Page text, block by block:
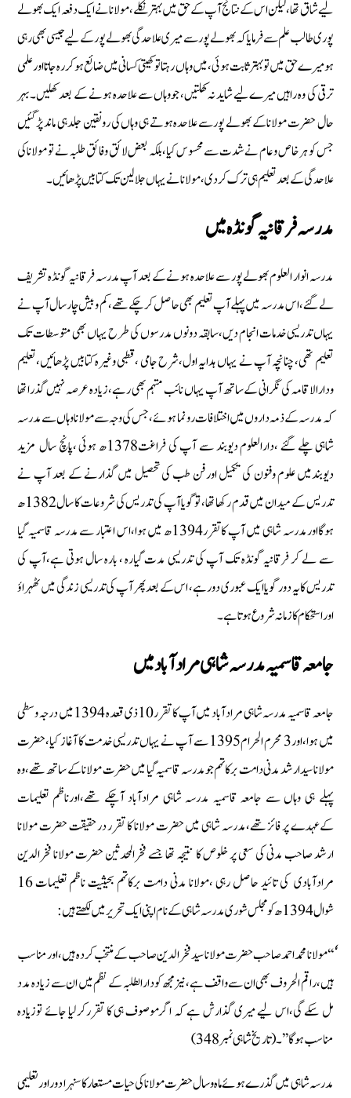
لیے شاق تھا‏،لیكن اس كے نتائج آپ كے حق میں بہتر نكلے‏،مولانا نے ایك دفعہ ایك بھولے
پوری طالب علم سے فرمایا كہ بھولے پورسے میری علاحدگی بھولے پور كے لیے جیسی بھی رہی
ہو میرے حق میں توبہتر ثابت ہوئی‏،میں وہاں رہتا توكھیتی كسانی میں ضائع ہوكر رہ جاتااورعلمی
ترقی كی وہ راہیں میرےلیے شاید نہ كھلتیں‏، جووہاں سے علاحدہ ہونے كے بعد كھلیں۔بہر
حال حضرت مولانا كے بھولے پورسے علاحدہ ہوتے ہی وہاں كی رونقین جلد ہی ماند پڑگئیں‏
جس كو ہر خاص وعام نے شدت سے محسوس كیا‏، بلكہ بعض لائق وفائق طلبہ نے تو مولاناكی
علاحدگی كے بعد تعلیم ہی ترك كردی‏، مولانا نے یہاں جلالین تك كتابیں پڑھائیں‏۔
مدرسہ فرقانیہ گونڈہ میں
مدرسہ انوار العلوم بھولے پور سے علاحدہ ہونے كے بعد آپ مدرسہ فرقانیہ گونڈہ تشریف
لے گئے ‏،اس مدرسہ میں پہلے آپ تعلیم بھی حاصل كرچكے تھے‏،كم وبیش چارسال آپ نے
یہاں تدریسی خدمات انجام دیں‏،سابقہ دونوں مدرسوں كی طرح یہاں بھی متوسطات تك
تعلیم تھی‏،چنانچہ آپ نے یہاں ہدایہ اول‏،شرح جامی ‏،قطبی وغیرہ كتابیں پڑھائیں‏،تعلیم
ودارالاقامہ كی نگرانی كےساتھ آپ یہاں نائب مہتمم بھی رہے‏،زیادہ عرصہ نہیں گذرا تھا
كہ مدرسہ كے ذمہ داروں میں اختلافات رونما ہوئے‏،جس كی وجہ سے مولانا وہاں سے مدرسہ
شاہی چلے گئے ‏،دارالعلوم دیوبند سے آپ كی فراغت1378ھ ہوئی ‏،پانچ سال مزید
دیوبندمیں علوم وفنون كی تكمیل ‏اورفن طب كی تحصیل میں گذارنے كے بعد آپ نے
تدریس كے میدان میں قدم ركھا‏ تھا، توگویا آپ كی تدریس كی شروعات كا سال1382ھ
ہوگا‏اورمدرسہ شاہی میں آپ كاتقرر1394ھ میں ہوا‏،اس اعتبار سے مدرسہ قاسمیہ گیا
سے لے كر فرقانیہ گونڈہ تك آپ كی تدریسی مدت گیارہ ‏، بارہ سال ہوتی ہے‏،آپ كی
تدریس كایہ دور گویا ایك عبوری دورہے‏، اس كے بعدپھر آپ كی تدریسی زندگی میں ٹھہراؤ
اوراستحكام كا زمانہ شروع ہوتاہے۔
جامعہ قاسمیہ مدرسہ شاہی مراد آباد میں
جامعہ قاسمیہ مدرسہ شاہی مرادآباد میں آپ كا تقرر10 ذی قعدہ 1394 میں درجہ وسطی
میں ہوا‏،اور3 محرم الحرام1395 سے آپ نے یہاں تدریسی خدمت كا آغاز كیا‏،حضرت
مولانا سیدارشد مدنی دامت بركاتہم جومدرسہ قاسمیہ گیا میں حضرت مولانا كے ساتھ تھے‏،وہ
پہلے ہی وہاں سے جامعہ قاسمیہ مدرسہ شاہی مرادآباد آچكے تھے‏،اورناظم تعلیمات
كےعہدے پر فائز تھے‏،مدرسہ شاہی میں حضرت مولانا كا تقرر درحقیقت حضرت مولانا
ارشد صاحب مدنی كی سعی پر خلوص كا نتیجہ تھا جسے فخرالمحدثین حضرت مولانا فخرالدین
مرادآبادی كی تائید حاصل رہی ‏،مولانا مدنی دامت بركاتہم بحیثیت ناظم تعلیمات 16
شوال 1394 ھ كومجلس شوری مدرسہ شاہی كے نام اپنی ایك تحریر میں لكھتے ہیں:
‏ٗٗ‘‘مولانا محمد احمدصاحب حضرت مولانا سیدفخرالدین صاحب كے منتخب كردہ ہیں‏،اورمناسب
ہیں‏،راقم الحروف بھی ان سے واقف ہے‏،نیزمجھ كو دارالطلبہ كے نظم میں ان سے زیادہ مدد
مل سكے گی‏،اس لیے میری گذارش ہے كہ اگرموصوف ہی كا تقرركرلیا جائے توزیادہ
مناسب ہوگا’’۔(تاریخ شاہی نمبر348)
مدرسہ شاہی میں گذرے ہوئے ماہ وسال حضرت مولانا كی حیات مستعار كا سنہرا دور اورتعلیمی